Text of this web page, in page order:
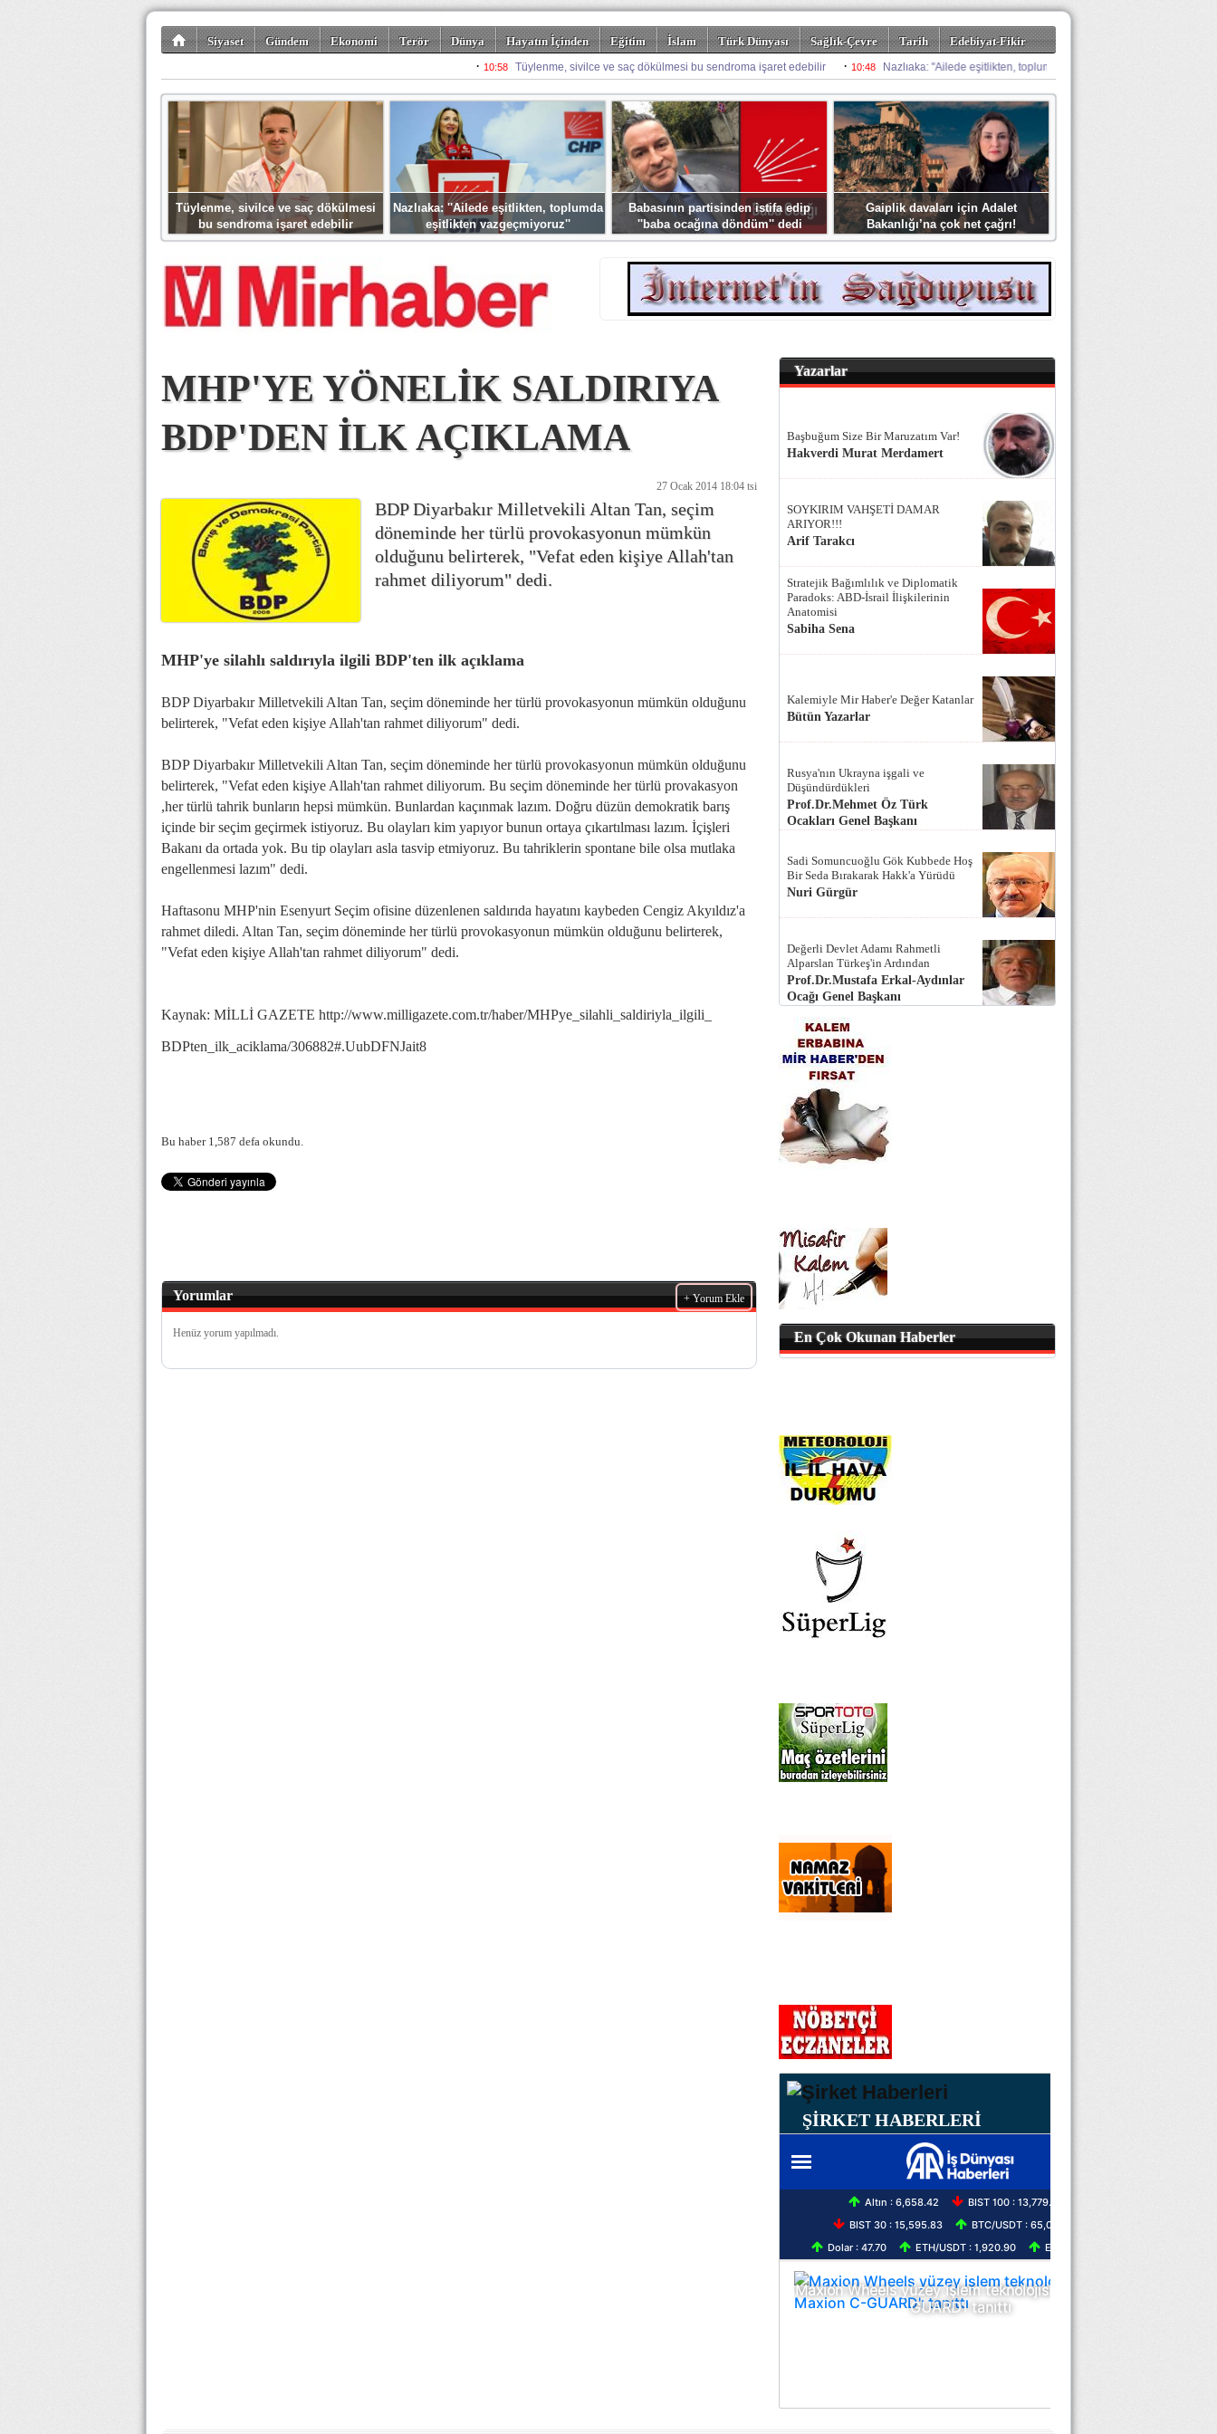
Siyaset Gündem Ekonomi Terör Dünya Hayatın İçinden Eğitim İslam Türk Dünyası Sağlık-Çevre Tarih
Edebiyat-Fikir
Misafir Kalem Foto Galeriler
Tüylenme, sivilce ve saç dökülmesi
bu sendroma işaret edebilir
Nazlıaka: ''Ailede eşitlikten, toplumda
eşitlikten vazgeçmiyoruz''
Babasının partisinden istifa edip
''baba ocağına döndüm'' dedi
Gaiplik davaları için Adalet
Bakanlığı’na çok net çağrı!
MHP'YE YÖNELİK SALDIRIYA
BDP'DEN İLK AÇIKLAMA
27 Ocak 2014 18:04 tsi
BDP Diyarbakır Milletvekili Altan Tan, seçim
döneminde her türlü provokasyonun mümkün
olduğunu belirterek, "Vefat eden kişiye Allah'tan
rahmet diliyorum" dedi.
MHP'ye silahlı saldırıyla ilgili BDP'ten ilk açıklama
BDP Diyarbakır Milletvekili Altan Tan, seçim döneminde her türlü provokasyonun mümkün olduğunu
belirterek, "Vefat eden kişiye Allah'tan rahmet diliyorum" dedi.
BDP Diyarbakır Milletvekili Altan Tan, seçim döneminde her türlü provokasyonun mümkün olduğunu
belirterek, "Vefat eden kişiye Allah'tan rahmet diliyorum. Bu seçim döneminde her türlü provakasyon
,her türlü tahrik bunların hepsi mümkün. Bunlardan kaçınmak lazım. Doğru düzün demokratik barış
içinde bir seçim geçirmek istiyoruz. Bu olayları kim yapıyor bunun ortaya çıkartılması lazım. İçişleri
Bakanı da ortada yok. Bu tip olayları asla tasvip etmiyoruz. Bu tahriklerin spontane bile olsa mutlaka
engellenmesi lazım" dedi.
Haftasonu MHP'nin Esenyurt Seçim ofisine düzenlenen saldırıda hayatını kaybeden Cengiz Akyıldız'a
rahmet diledi. Altan Tan, seçim döneminde her türlü provokasyonun mümkün olduğunu belirterek,
"Vefat eden kişiye Allah'tan rahmet diliyorum" dedi.
Kaynak: MİLLİ GAZETE http://www.milligazete.com.tr/haber/MHPye_silahli_saldiriyla_ilgili_
BDPten_ilk_aciklama/306882#.UubDFNJait8
Bu haber 1,587 defa okundu.
Yorumlar + Yorum Ekle
Henüz yorum yapılmadı.
Yazarlar
Başbuğum Size Bir Maruzatım Var!
Hakverdi Murat Merdamert
SOYKIRIM VAHŞETİ DAMAR
ARIYOR!!!
Arif Tarakcı
Stratejik Bağımlılık ve Diplomatik
Paradoks: ABD-İsrail İlişkilerinin
Anatomisi
Sabiha Sena
Kalemiyle Mir Haber'e Değer Katanlar
Bütün Yazarlar
Rusya'nın Ukrayna işgali ve
Düşündürdükleri
Prof.Dr.Mehmet Öz Türk
Ocakları Genel Başkanı
Sadi Somuncuoğlu Gök Kubbede Hoş
Bir Seda Bırakarak Hakk'a Yürüdü
Nuri Gürgür
Değerli Devlet Adamı Rahmetli
Alparslan Türkeş'in Ardından
Prof.Dr.Mustafa Erkal-Aydınlar
Ocağı Genel Başkanı
En Çok Okunan Haberler
ŞİRKET HABERLERİ